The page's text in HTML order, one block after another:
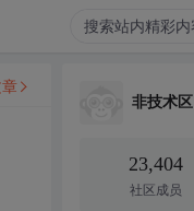
非技术区
23,404
社区成员